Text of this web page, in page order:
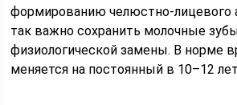
формированию челюстно-лицевого
так важно сохранить молочные
физиологической замены. В норме
меняется на постоянный в 10–12